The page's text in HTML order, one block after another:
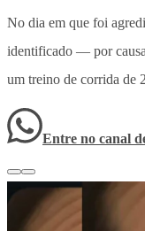
No dia em que foi
identificado — por causa
um treino de corrida de
Entre no canal